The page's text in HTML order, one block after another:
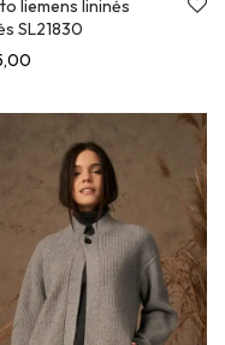
liemens lininės
SL21830